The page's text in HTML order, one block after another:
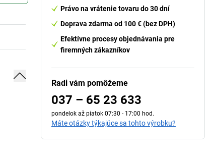
Právo na vrátenie tovaru do 30 dní
Doprava zdarma od 100 € (bez DPH)
Efektívne procesy objednávania pre
firemných zákazníkov
Radi vám pomôžeme
037 – 65 23 633
pondelok až piatok 07:30 - 17:00 hod.
Máte otázky týkajúce sa tohto výrobku?